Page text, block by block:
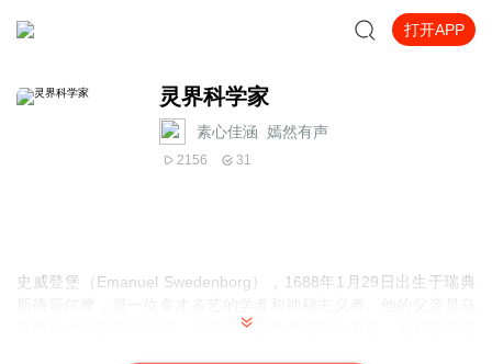
打开APP
灵界科学家
素心佳涵_嫣然有声
2156 31
史威登堡（Emanuel Swedenborg），1688年1月29日出生于瑞典
普萨拉大学的神学教授，后来成为主教并晋升为贵族。史威登堡在